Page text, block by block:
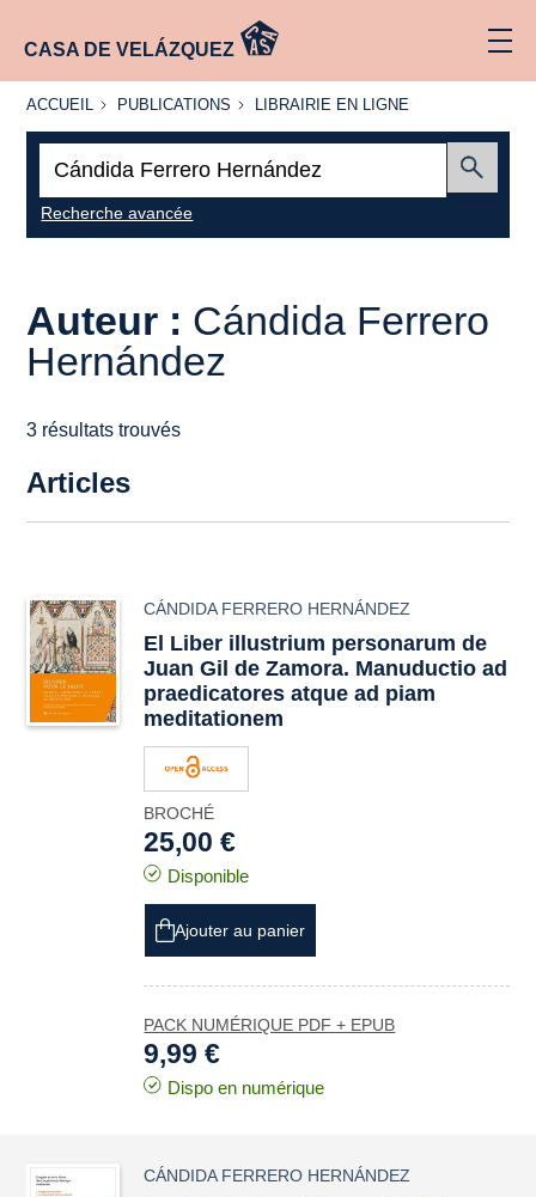
CASA DE VELÁZQUEZ
ACCUEIL
ACCUEIL PUBLICATIONS
PUBLICATIONS
LIBRAIRIE
LIBRAIRIE EN LIGNE
Recherche avancée
Auteur : Cándida Ferrero
Hernández
3 résultats trouvés
Articles
CÁNDIDA FERRERO HERNÁNDEZ
El Liber illustrium personarum de
Juan Gil de Zamora. Manuductio ad
praedicatores atque ad piam
meditationem
BROCHÉ
25,00 €
Disponible
Ajouter au panier
PACK NUMÉRIQUE PDF + EPUB
9,99 €
Dispo en numérique
CÁNDIDA FERRERO HERNÁNDEZ